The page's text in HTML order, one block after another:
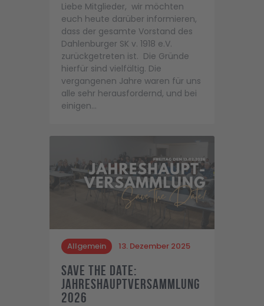
Liebe Mitglieder, wir möchten
euch heute darüber informieren,
dass der gesamte Vorstand des
Dahlenburger SK v. 1918 e.V.
zurückgetreten ist. Die Gründe
hierfür sind vielfältig. Die
vergangenen Jahre waren für uns
alle sehr herausfordernd, und bei
einigen…
Allgemein 13. Dezember 2025
Save the Date:
Jahreshauptversammlung
2026